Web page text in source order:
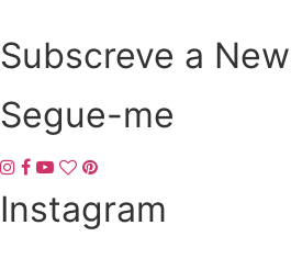
Subscreve a
Segue-me
Instagram